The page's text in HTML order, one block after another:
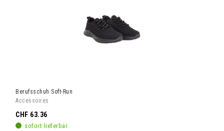
Berufsschuh Soft-Run
Accessoires
sofort lieferbar
CHF 63.36